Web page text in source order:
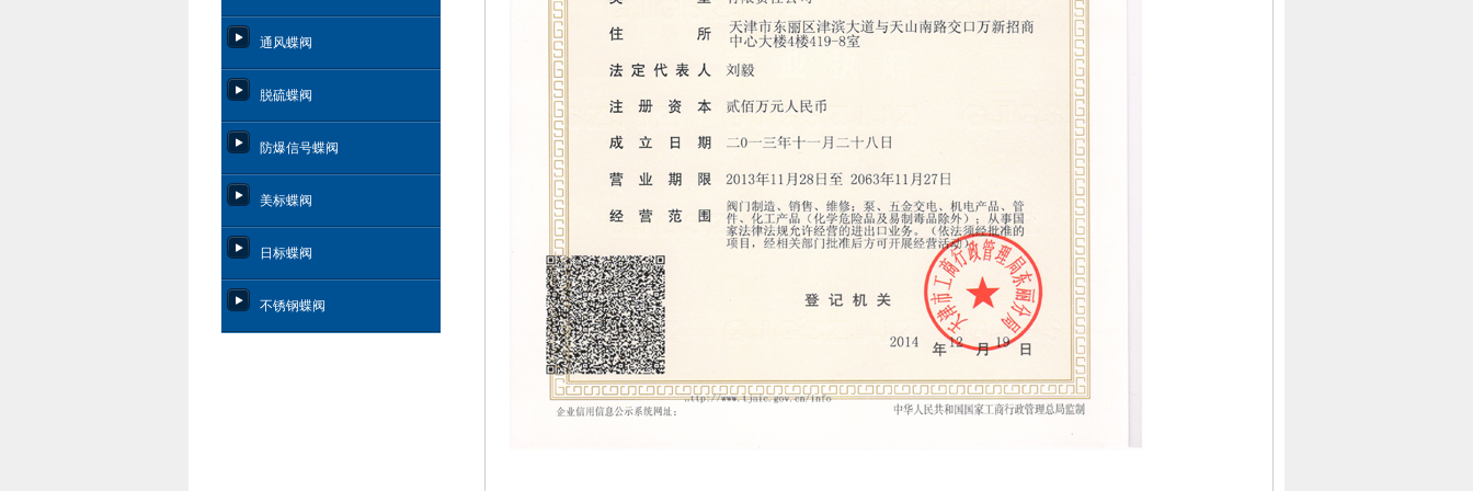
通风蝶阀
脱硫蝶阀
防爆信号蝶阀
美标蝶阀
日标蝶阀
不锈钢蝶阀